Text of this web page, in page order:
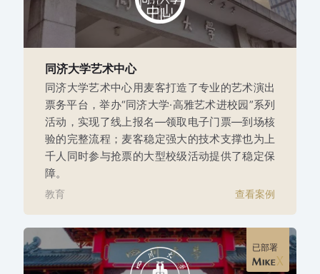
同济大学艺术中心
同济大学艺术中心用麦客打造了专业的艺术演出
票务平台，举办“同济大学·高雅艺术进校园”系列
活动，实现了线上报名—领取电子门票—到场核
验的完整流程；麦客稳定强大的技术支撑也为上
千人同时参与抢票的大型校级活动提供了稳定保
障。
教育 查看案例
已部署